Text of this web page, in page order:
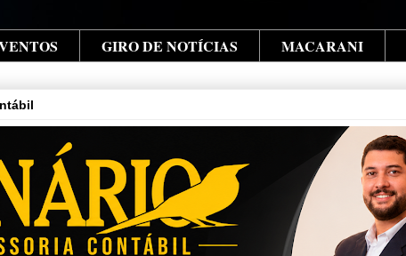
GIRO DE NOTÍCIAS MACARANI